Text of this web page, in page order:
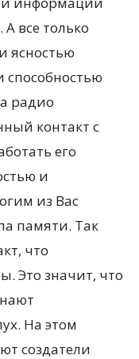
все только
ясностью
способностью
радио
контакт с
его
и
из Вас
памяти. Так
что
Это значит, что
На этом
создатели